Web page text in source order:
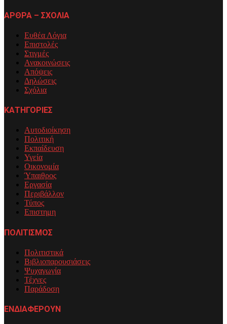
ΑΡΘΡΑ – ΣΧΟΛΙΑ
Ευθέα Λόγια
Επιστολές
Στιγμές
Ανακοινώσεις
Απόψεις
Δηλώσεις
Σχόλια
ΚΑΤΗΓΟΡΙΕΣ
Αυτοδιοίκηση
Πολιτική
Εκπαίδευση
Υγεία
Οικονομία
Ύπαιθρος
Εργασία
Περιβάλλον
Τύπος
Επιστημη
ΠΟΛΙΤΙΣΜΟΣ
Πολιτιστικά
Βιβλιοπαρουσιάσεις
Ψυχαγωγία
Τέχνες
Παράδοση
ΕΝΔΙΑΦΕΡΟΥΝ